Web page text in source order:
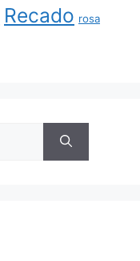
Recado rosa